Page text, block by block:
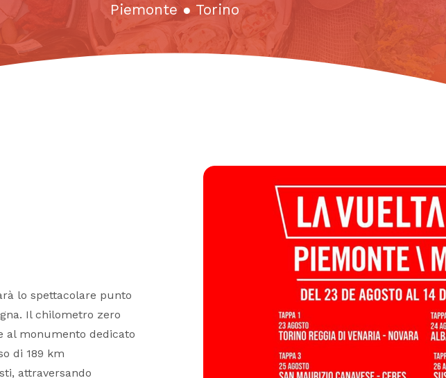
Piemonte ● Torino
lo spettacolare punto
Il chilometro zero
al monumento dedicato
di 189 km
attraversando